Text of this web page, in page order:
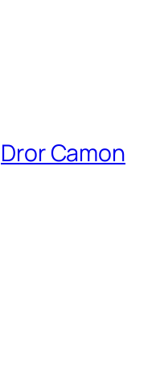
Dror Camon